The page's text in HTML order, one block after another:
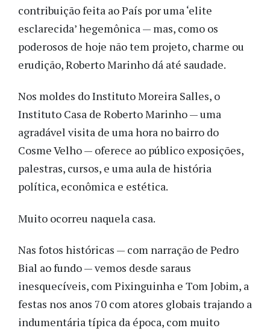
contribuição feita ao País por uma ‘elite
esclarecida’ hegemônica — mas, como os
poderosos de hoje não tem projeto, charme ou
erudição, Roberto Marinho dá até saudade.
Nos moldes do Instituto Moreira Salles, o
Instituto Casa de Roberto Marinho — uma
agradável visita de uma hora no bairro do
Cosme Velho — oferece ao público exposições,
palestras, cursos, e uma aula de história
política, econômica e estética.
Muito ocorreu naquela casa.
Nas fotos históricas — com narração de Pedro
Bial ao fundo — vemos desde saraus
inesquecíveis, com Pixinguinha e Tom Jobim, a
festas nos anos 70 com atores globais trajando a
indumentária típica da época, com muito